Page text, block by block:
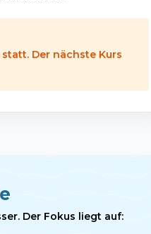
statt. Der nächste Kurs
Der Fokus liegt auf: